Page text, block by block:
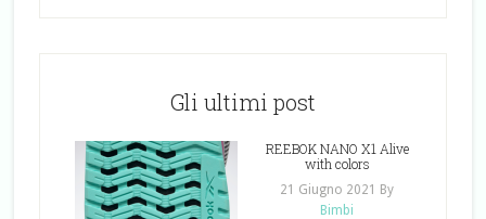
Gli ultimi post
REEBOK NANO X1 Alive
with colors
21 Giugno 2021 By
Bimbi